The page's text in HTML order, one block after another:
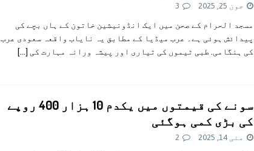
جون 25, 2025 3
مسجد الحرام کے صحن میں ایک انڈونیشین خاتون کے ہاں بچے کی
پیدائش ہوئی ہے۔ عرب میڈیا کے مطابق یہ نایاب واقعہ سعودی عرب
کی ہنگامی. طبی ٹیموں کی تیاری اور پیشہ ورانہ مہارت کی […]
سونے کی قیمتوں میں یکدم 10 ہزار 400 روپے
کی بڑی کمی ہوگئی
مئی 14, 2025 2